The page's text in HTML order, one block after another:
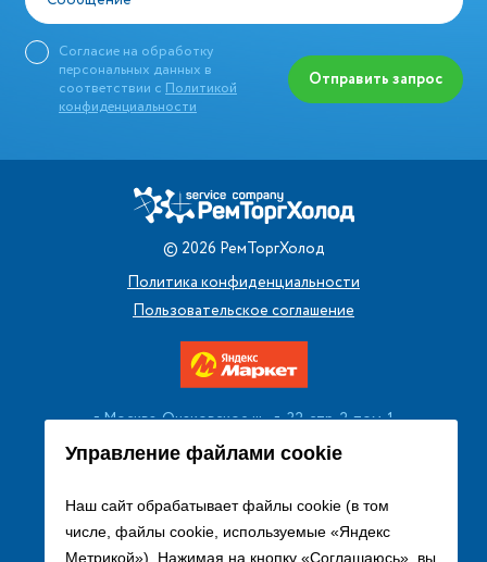
Управление файлами cookie
Наш сайт обрабатывает файлы cookie (в том
числе, файлы cookie, используемые «Яндекс
Метрикой»). Нажимая на кнопку «Соглашаюсь», вы
Согласие на обработку
персональных данных в
соответствии с Политикой
конфиденциальности
Отправить запрос
© 2026 РемТоргХолод
Политика конфиденциальности
Пользовательское соглашение
г. Москва, Очаковское ш., д. 32, стр. 2, пом. 1
+7 (495) 256 08 13
Заказать звонок
sales@remtorgholod.ru